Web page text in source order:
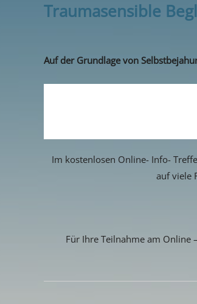
Traumasensible
Auf der Grundlage von
Im kostenlosen Online- Info-
auf viele
Für Ihre Teilnahme am Online